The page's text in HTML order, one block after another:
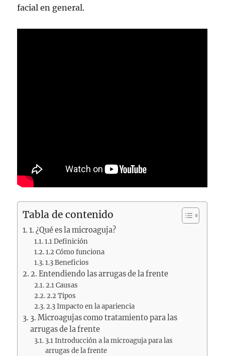
facial en general.
Tabla de contenido
1. ¿Qué es la microaguja?
1.1 Definición
1.2 Cómo funciona
1.3 Beneficios
2. Entendiendo las arrugas de la frente
2.1 Causas
2.2 Tipos
2.3 Impacto en la apariencia
3. Microagujas como tratamiento para las
arrugas de la frente
3.1 Introducción a la microaguja para las
arrugas de la frente